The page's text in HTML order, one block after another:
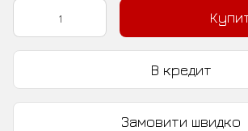
В кредит
Замовити швидко